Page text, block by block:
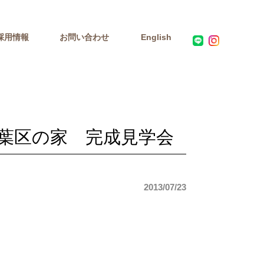
用情報 お問い合わせ English
区の家 完成見学会
2013/07/23